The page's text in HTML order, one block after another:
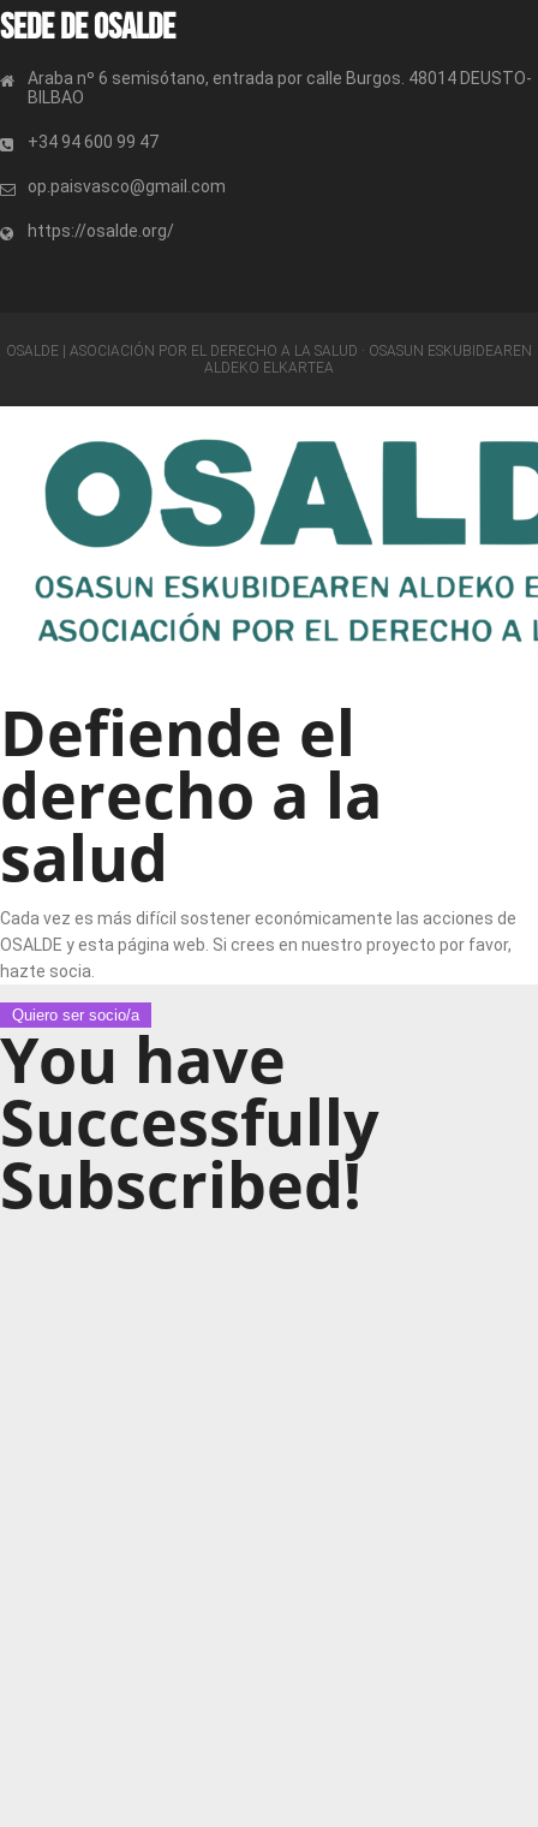
Sede de OSALDE
Araba nº 6 semisótano, entrada por calle Burgos. 48014 DEUSTO-
BILBAO
+34 94 600 99 47
op.paisvasco@gmail.com
https://osalde.org/
OSALDE | ASOCIACIÓN POR EL DERECHO A LA SALUD · OSASUN ESKUBIDEAREN
ALDEKO ELKARTEA
Defiende el
derecho a la
salud
Cada vez es más difícil sostener económicamente las acciones de
OSALDE y esta página web. Si crees en nuestro proyecto por favor,
hazte socia.
Quiero ser socio/a
You have
Successfully
Subscribed!